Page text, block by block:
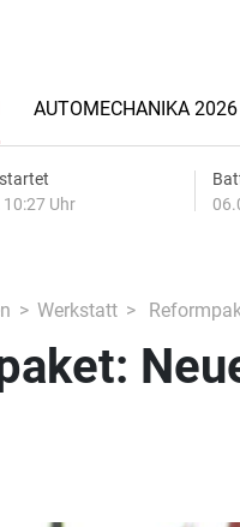
AUTOMECHANIKA 2026
Uhr
Werkstatt